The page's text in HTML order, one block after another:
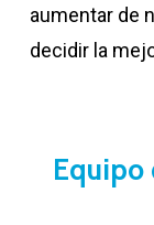
aumentar de
decidir la
Equipo